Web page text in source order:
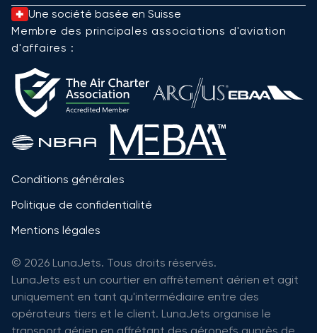
Une société basée en Suisse
Membre des principales associations d'aviation
d'affaires :
Conditions générales
Politique de confidentialité
Mentions légales
© 2026 LunaJets. Tous droits réservés.
LunaJets est un courtier en affrètement aérien et agit
uniquement en tant qu'intermédiaire entre des
opérateurs tiers et le client. LunaJets organise le